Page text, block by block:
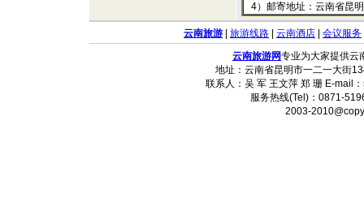
4）邮寄地址：云南省昆
云南旅游 旅游线路 云南酒店 会议服务
云南旅游网专业为大家提供云
地址：云南省昆明市一二一大街
联系人：吴 军 王文萍 郑 珊 E-mail：
服务热线(Tel)：0871-
2003-